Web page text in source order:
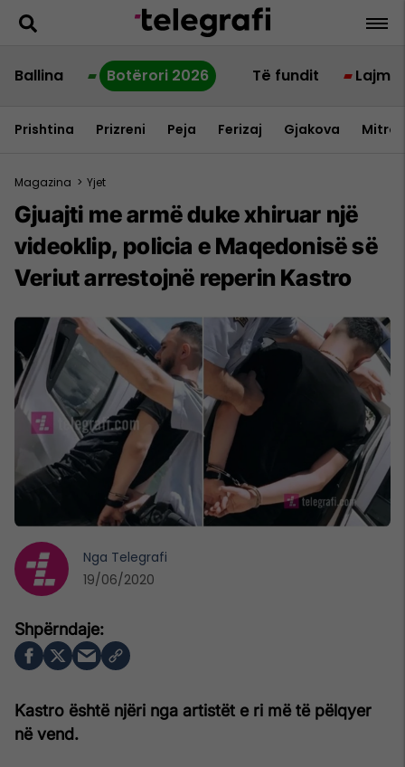
Ballina Botërori 2026 Të fundit Lajme
Prishtina Prizreni Peja Ferizaj Gjakova
Magazina > Yjet
Gjuajti me armë duke xhiruar një
videoklip, policia e Maqedonisë së
Veriut arrestojnë reperin Kastro
Kastro është njëri nga artistët e ri më të pëlqyer
në vend.
Nga Telegrafi
19/06/2020